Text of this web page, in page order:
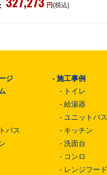
円(税込)
ジ
バス
-施工事例
- トイレ
-給湯器
-ユニットバス
- キッチン
-洗面台
- コンロ
- レンジフード